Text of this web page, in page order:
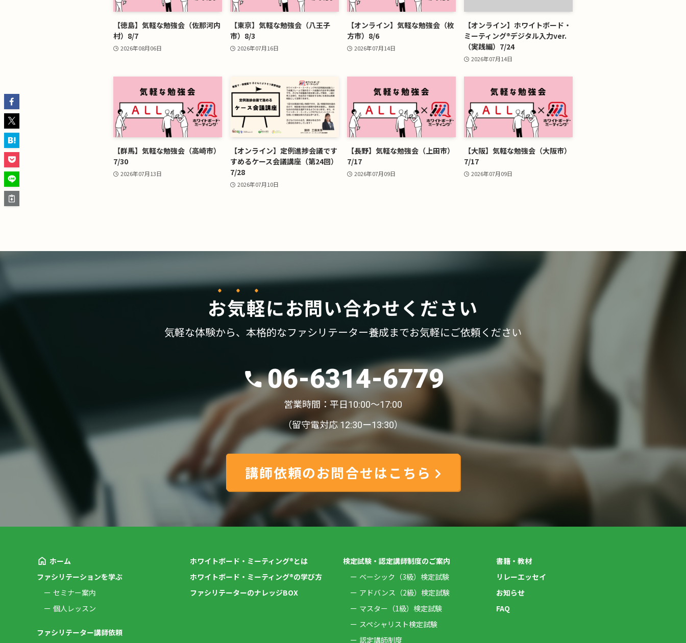
【徳島】気軽な勉強会（佐那河内
村）8/7
2026年08月06日
【東京】気軽な勉強会（八王子
市）8/3
2026年07月16日
【オンライン】気軽な勉強会（枚
方市）8/6
2026年07月14日
【オンライン】ホワイトボード・
ミーティング®デジタル入力ver.
（実践編）7/24
2026年07月14日
【群馬】気軽な勉強会（高崎市）
7/30
2026年07月13日
【オンライン】定例進捗会議です
すめるケース会議講座（第24回）
7/28
2026年07月10日
【長野】気軽な勉強会（上田市）
7/17
2026年07月09日
【大阪】気軽な勉強会（大阪市）
7/17
2026年07月09日
お気軽にお問い合わせください
気軽な体験から、 本格的なファシリテーター養成までお気軽にご依頼ください
06-6314-6779
営業時間：平日10:00〜17:00
（留守電対応 12:30ー13:30）
講師依頼のお問合せはこちら
ホーム
ファシリテーションを学ぶ
セミナー案内
個人レッスン
ファシリテーター講師依頼
ホワイトボード・ミーティング®とは
ホワイトボード・ミーティング®の学び方
ファシリテーターのナレッジBOX
検定試験・認定講師制度のご案内
ベーシック（3級）検定試験
アドバンス（2級）検定試験
マスター（1級）検定試験
スペシャリスト検定試験
認定講師制度
書籍・教材
リレーエッセイ
お知らせ
FAQ